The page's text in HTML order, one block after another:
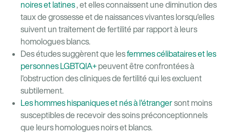
noires et latines, et elles connaissent une diminution des
taux de grossesse et de naissances vivantes lorsqu'elles
suivent un traitement de fertilité par rapport à leurs
homologues blancs.
Des études suggèrent que lesfemmes célibataires et les
personnes LGBTQIA+ peuvent être confrontées à
l'obstruction des cliniques de fertilité qui les excluent
subtilement.
Les hommes hispaniques et nés à l'étrangersont moins
susceptibles de recevoir des soins préconceptionnels
que leurs homologues noirs et blancs.